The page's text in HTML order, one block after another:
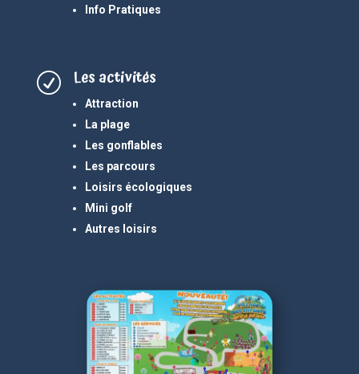
Info Pratiques
R Les activités
Attraction
La plage
Les gonflables
Les parcours
Loisirs écologiques
Mini golf
Autres loisirs